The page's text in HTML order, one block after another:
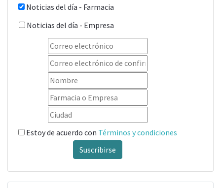
Noticias del día - Farmacia
Noticias del día - Empresa
Estoy de acuerdo con Términos y condiciones
Suscribirse